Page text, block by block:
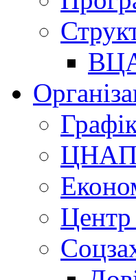
ЦНАП